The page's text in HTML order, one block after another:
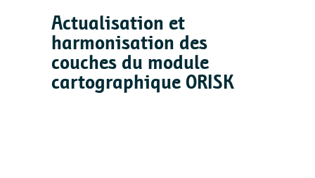
Actualisation et
harmonisation des
couches du module
cartographique ORISK